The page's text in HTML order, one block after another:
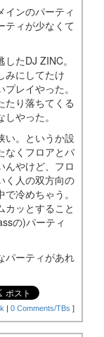
インのパーティ
ティが少なくて
たDJ ZINC。
みにしてたけ
レイやった。
たり落ちてくる
やった。
い。というか設
なくフロアとバ
んやけど、フロ
く人の双方向の
冷めちゃう。
カッとすること
の)パーティ
パーティがあれ
0 Comments/TBs ]